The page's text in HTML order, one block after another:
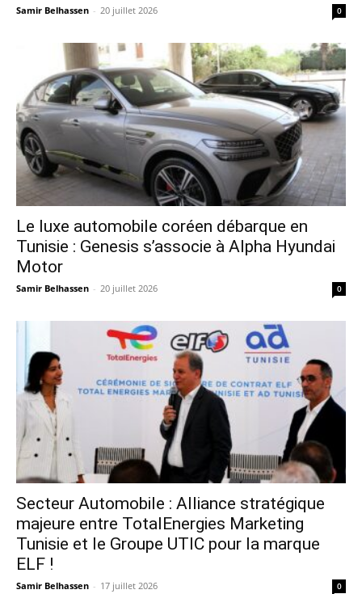
Samir Belhassen - 20 juillet 2026 0
Le luxe automobile coréen débarque en
Tunisie : Genesis s’associe à Alpha Hyundai
Motor
Samir Belhassen - 20 juillet 2026 0
Secteur Automobile : Alliance stratégique
majeure entre TotalEnergies Marketing
Tunisie et le Groupe UTIC pour la marque
ELF !
Samir Belhassen - 17 juillet 2026 0